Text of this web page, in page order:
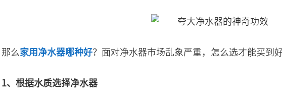
那么家用净水器哪种好？面对净水器市场乱象严重，怎么选才能买到
1、根据水质选择净水器